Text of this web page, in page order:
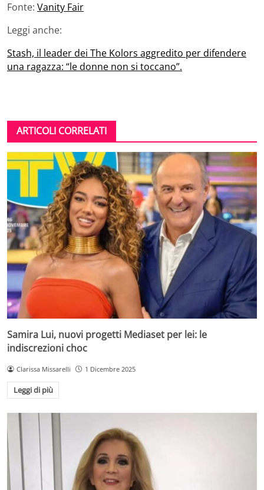
Fonte: Vanity Fair
Leggi anche:
Stash, il leader dei The Kolors aggredito per difendere
una ragazza: “le donne non si toccano”.
ARTICOLI CORRELATI
Samira Lui, nuovi progetti Mediaset per lei: le
indiscrezioni choc
Clarissa Missarelli 1 Dicembre 2025
Leggi di più